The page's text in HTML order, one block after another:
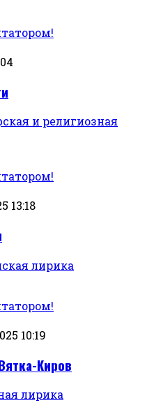
и религиозная
13:18
лирика
10:19
Киров
лирика